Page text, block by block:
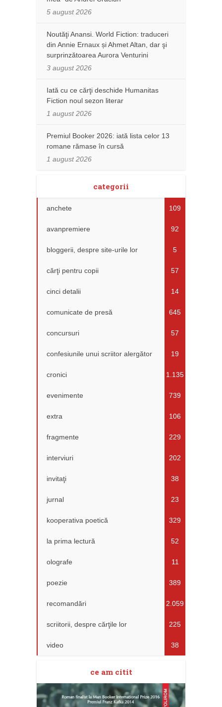
5 august 2026
Noutăţi Anansi. World Fiction: traduceri
din Annie Ernaux și Ahmet Altan, dar şi
surprinzătoarea Aurora Venturini
3 august 2026
Iată cu ce cărţi deschide Humanitas
Fiction noul sezon literar
1 august 2026
Premiul Booker 2026: iată lista celor 13
romane rămase în cursă
1 august 2026
categorii
anchete 109
avanpremiere 92
bloggerii, despre site-urile lor 5
cărţi pentru copii 57
cinci detalii 14
comunicate de presă 645
concursuri 57
confesiunile unui scriitor alergător 19
cronici 1.135
evenimente 739
extra 106
fragmente 229
interviuri 202
invitaţi 38
jurnal 23
kooperativa poetică 329
la prima lectură 52
olografe 11
poezie 389
recomandări 2.059
scriitorii, despre cărţile lor 225
video 38
ce am citit